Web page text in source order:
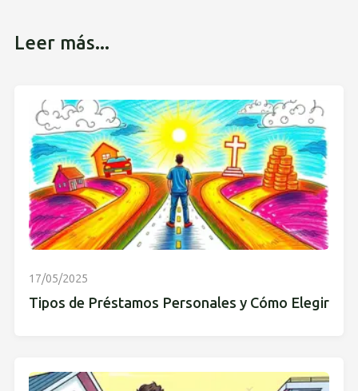
Leer más...
17/05/2025
Tipos de Préstamos Personales y Cómo Elegir